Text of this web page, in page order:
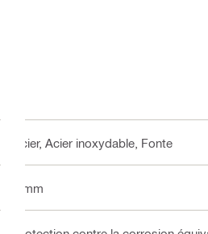
Acier, Acier inoxydable, Fonte
8 mm